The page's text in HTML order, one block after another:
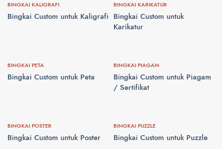
BINGKAI KALIGRAFI
Bingkai Custom untuk Kaligrafi
BINGKAI KARIKATUR
Bingkai Custom untuk
Karikatur
BINGKAI PETA
Bingkai Custom untuk Peta
BINGKAI PIAGAM
Bingkai Custom untuk Piagam
/ Sertifikat
BINGKAI POSTER
Bingkai Custom untuk Poster
BINGKAI PUZZLE
Bingkai Custom untuk Puzzle